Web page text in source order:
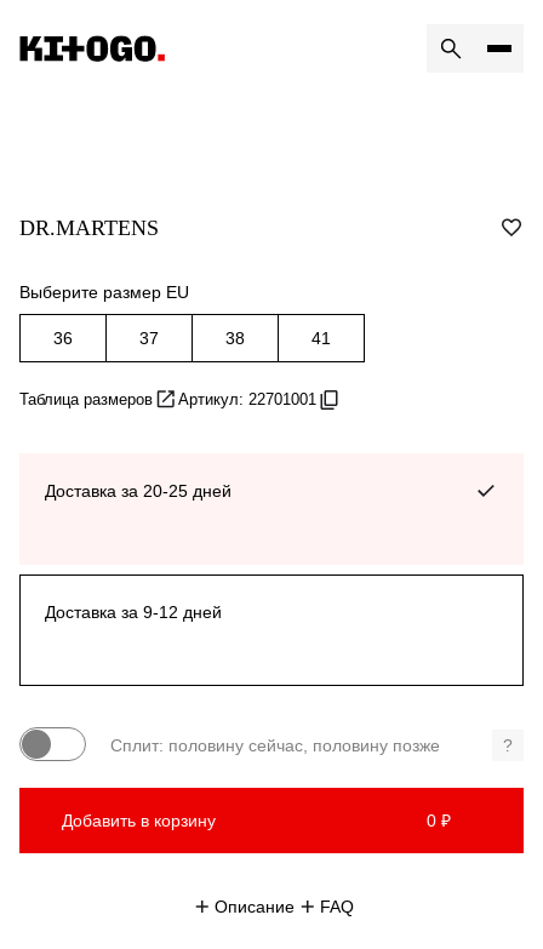
DR.MARTENS
Выберите размер EU
36 37 38 41
Таблица размеров Артикул: 22701001
Доставка за 20-25 дней
Доставка за 9-12 дней
Сплит: половину сейчас, половину позже ?
Добавить в корзину 0 ₽
Описание FAQ